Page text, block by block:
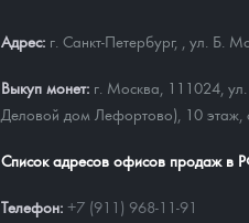
Адрес: г. Санкт-Петербург, ул. Б.
Выкуп монет: г. Москва, 111024,
Деловой дом Лефортово), 10
Список адресов офисов продаж в
Телефон: +7 (911) 968-11-91